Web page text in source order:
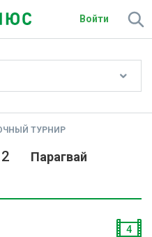
Войти
ТУРНИР
Парагвай
2
4